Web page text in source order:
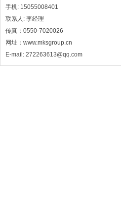
手机: 15055008401
联系人: 李经理
传真：0550-7020026
网址：www.mksgroup.cn
E-mail: 272263613@qq.com